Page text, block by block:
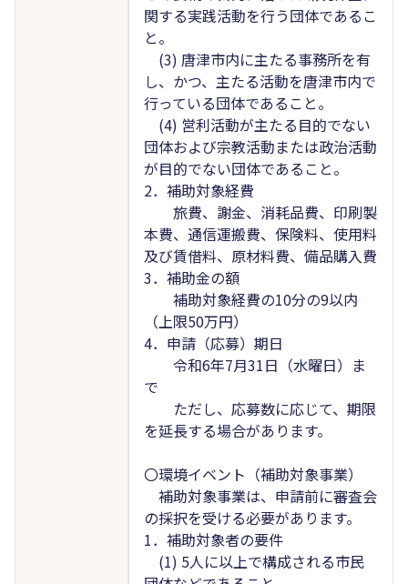
関する実践活動を行う団体であるこ
と。
(3) 唐津市内に主たる事務所を有
し、かつ、主たる活動を唐津市内で
行っている団体であること。
(4) 営利活動が主たる目的でない
団体および宗教活動または政治活動
が目的でない団体であること。
2．補助対象経費
旅費、謝金、消耗品費、印刷製
本費、通信運搬費、保険料、使用料
及び賃借料、原材料費、備品購入費
3．補助金の額
補助対象経費の10分の9以内
（上限50万円）
4．申請（応募）期日
令和6年7月31日（水曜日）ま
で
ただし、応募数に応じて、期限
を延長する場合があります。
〇環境イベント（補助対象事業）
補助対象事業は、申請前に審査会
の採択を受ける必要があります。
1．補助対象者の要件
(1) 5人に以上で構成される市民